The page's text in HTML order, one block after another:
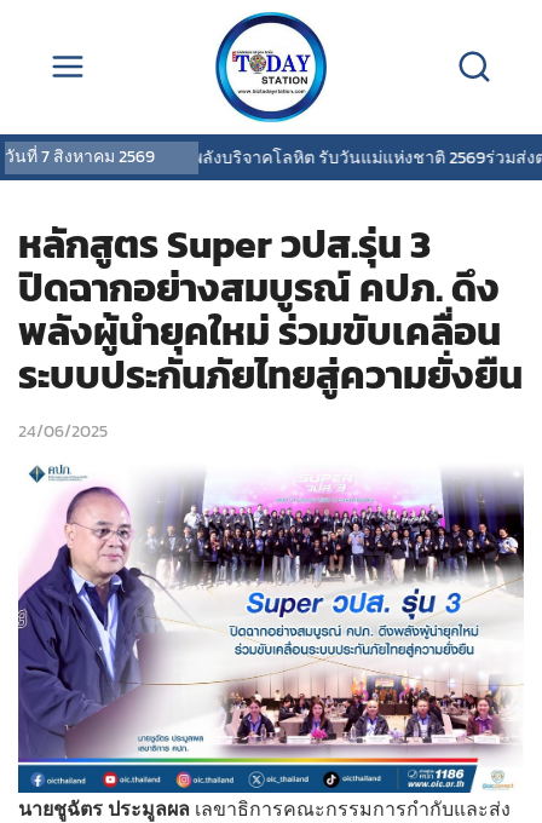
วันที่7 สิงหาคม 2569
เอนี่เพย์ รวมพลังบริจาคโลหิต รับวันแม่แห่งชาติ 2569ร่วมส่งต่อ
หลักสูตร Super วปส.รุ่น 3
ปิดฉากอย่างสมบูรณ์ คปภ. ดึง
พลังผู้นำยุคใหม่ ร่วมขับเคลื่อน
ระบบประกันภัยไทยสู่ความยั่งยืน
24/06/2025
นายชูฉัตร ประมูลผล เลขาธิการคณะกรรมการกำกับและส่ง